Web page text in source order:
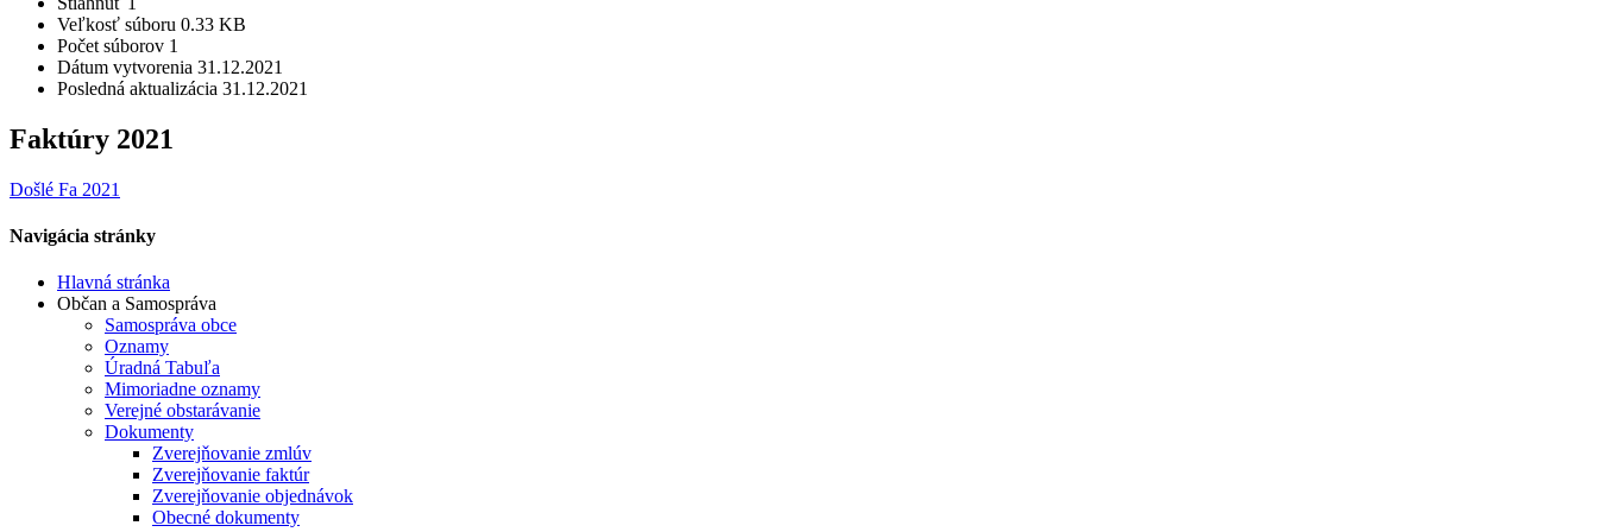
Veľkosť súboru 0.33 KB
Počet súborov 1
Dátum vytvorenia 31.12.2021
Posledná aktualizácia 31.12.2021
Faktúry 2021
Došlé Fa 2021
Navigácia stránky
Hlavná stránka
Občan a Samospráva
Samospráva obce
Oznamy
Úradná Tabuľa
Mimoriadne oznamy
Verejné obstarávanie
Dokumenty
Zverejňovanie zmlúv
Zverejňovanie faktúr
Zverejňovanie objednávok
Obecné dokumenty